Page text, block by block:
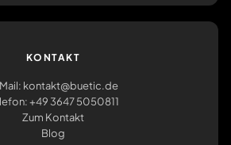
KONTAKT
kontakt@buetic.de
+49 3647 5050811
Zum Kontakt
Blog